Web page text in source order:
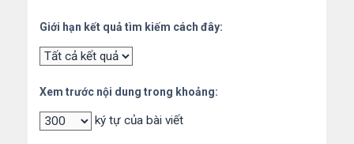
Giới hạn kết quả tìm kiếm cách đây:
Xem trước nội dung trong khoảng:
ký tự của bài viết